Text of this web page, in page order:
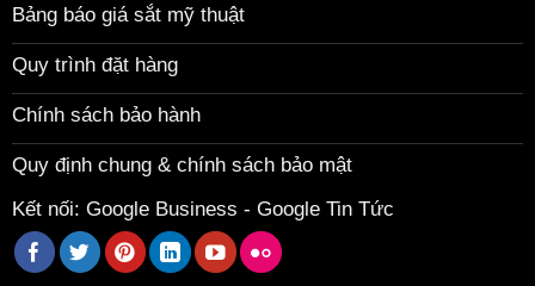
Bảng báo giá sắt mỹ thuật
Quy trình đặt hàng
Chính sách bảo hành
Quy định chung & chính sách bảo mật
Kết nối: Google Business - Google Tin Tức